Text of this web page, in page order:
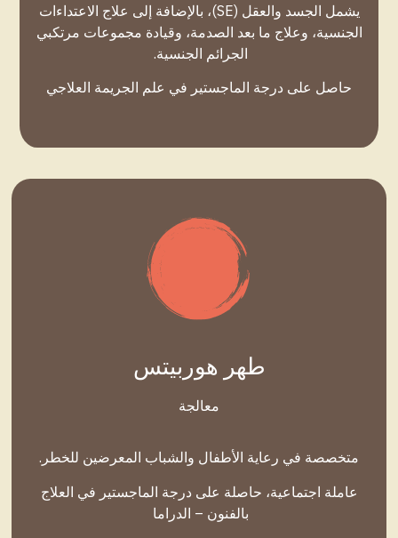
يشمل الجسد والعقل (SE)، بالإضافة إلى علاج الاعتداءات
الجنسية، وعلاج ما بعد الصدمة، وقيادة مجموعات مرتكبي
الجرائم الجنسية.
حاصل على درجة الماجستير في علم الجريمة العلاجي
طهر هوربيتس
معالجة
متخصصة في رعاية الأطفال والشباب المعرضين للخطر.
عاملة اجتماعية، حاصلة على درجة الماجستير في العلاج
بالفنون – الدراما